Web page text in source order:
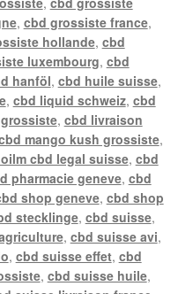
, cbd grossiste france,
hollande, cbd
luxembourg, cbd
hanföl, cbd huile suisse,
, cbd liquid schweiz, cbd
, cbd livraison
mango kush grossiste,
cbd legal suisse, cbd
pharmacie geneve, cbd
shop geneve, cbd shop
stecklinge, cbd suisse,
, cbd suisse avi,
, cbd suisse effet, cbd
, cbd suisse huile,